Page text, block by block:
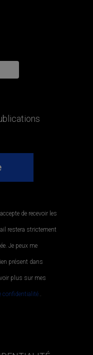
de recevoir les
restera strictement
Je peux me
présent dans
plus sur mes
confidentialité..